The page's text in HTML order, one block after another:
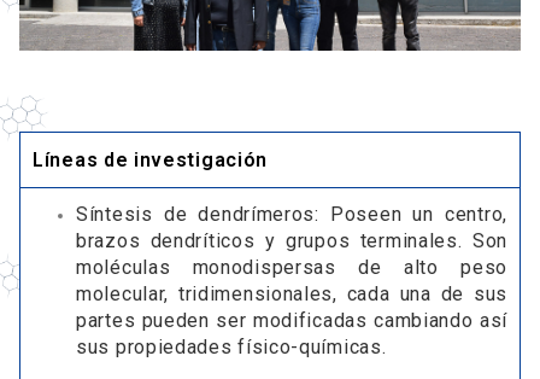
Líneas de investigación
Síntesis de dendrímeros: Poseen un centro,
brazos dendríticos y grupos terminales. Son
moléculas monodispersas de alto peso
molecular, tridimensionales, cada una de sus
partes pueden ser modificadas cambiando así
sus propiedades físico-químicas.